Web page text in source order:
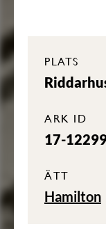
PLATS
ARK ID
17-
ÄTT
Hamilton